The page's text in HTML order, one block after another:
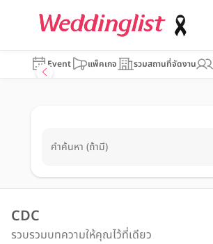
Event แพ็คเกจ รวมสถานที่จัดงาน
คำค้นหา (ถ้ามี)
CDC
รวบรวมบทความให้คุณไว้ที่เดียว